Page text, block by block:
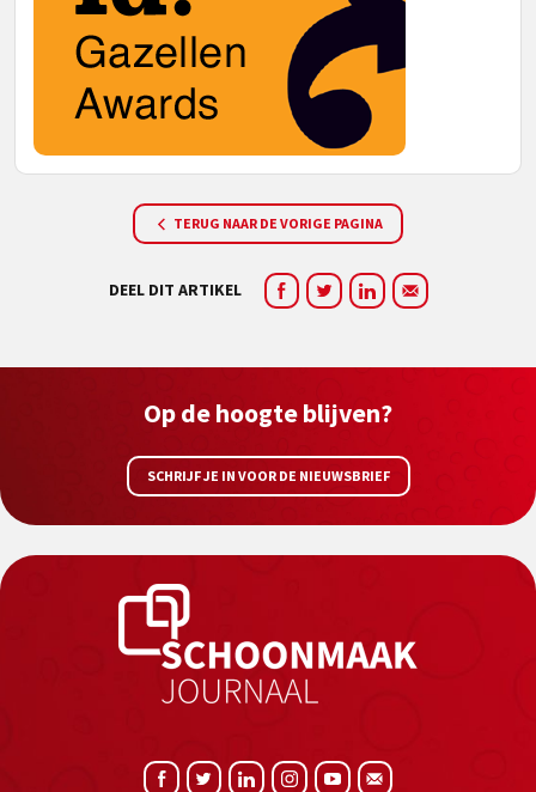
TERUG NAAR DE VORIGE PAGINA
DEEL DIT ARTIKEL
Op de hoogte blijven?
SCHRIJF JE IN VOOR DE NIEUWSBRIEF